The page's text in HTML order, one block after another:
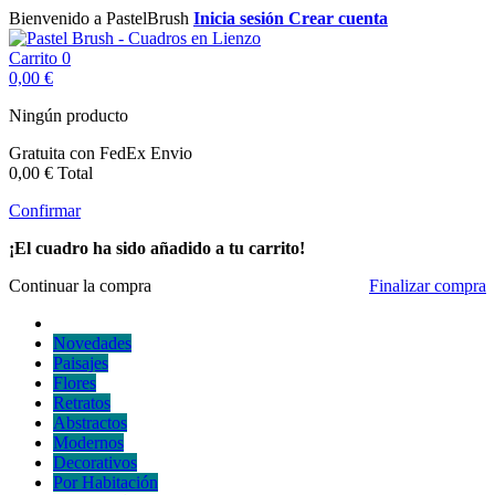
Bienvenido a PastelBrush Inicia sesión Crear cuenta
Carrito 0
0,00 €
Ningún producto
Gratuita con FedEx Envio
0,00 € Total
Confirmar
¡El cuadro ha sido añadido a tu carrito!
Continuar la compra
Finalizar compra
Novedades
Paisajes
Flores
Retratos
Abstractos
Modernos
Decorativos
Por Habitación